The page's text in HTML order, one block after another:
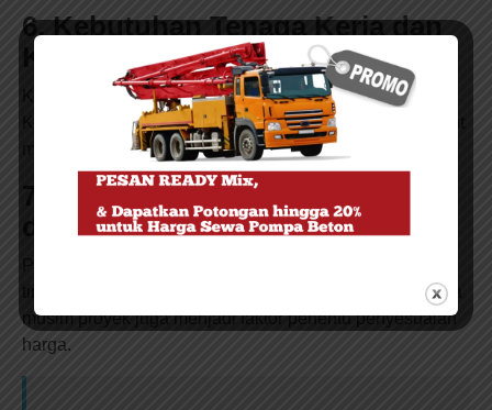
6. Kebutuhan Tenaga Kerja dan
Koordinasi Tambahan
Kebutuhan operator bersertifikat, tenaga las, pengawas
K3, hingga koordinasi keamanan lingkungan sekitar turut
memengaruhi total biaya jasa.
7. Fluktuasi Harga Operasional
dan Pasar
tingginya permintaan jasa pancang vibro di Jakarta pada
musim proyek juga menjadi faktor penentu penyesuaian
harga.